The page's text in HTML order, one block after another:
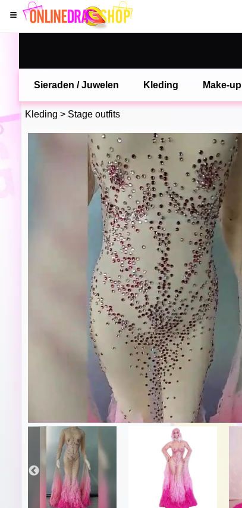
Sieraden / Juwelen Kleding Make-up
Kleding > Stage outfits